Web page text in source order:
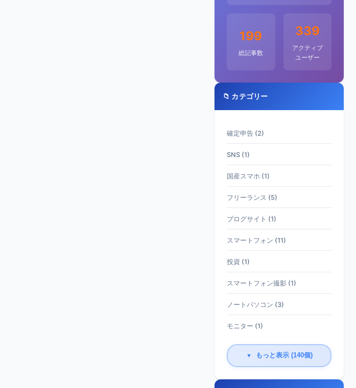
199
総記事数
339
アクティブ
ユーザー
📁 カテゴリー
確定申告 (2)
SNS (1)
国産スマホ (1)
フリーランス (5)
ブログサイト (1)
スマートフォン (11)
投資 (1)
スマートフォン撮影 (1)
ノートパソコン (3)
モニター (1)
▼ もっと表示 (140個)